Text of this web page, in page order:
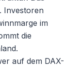
Investoren
im
die
auf dem DAX-